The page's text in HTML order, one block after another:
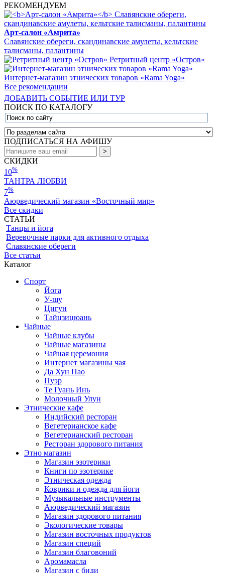
РЕКОМЕНДУЕМ
Арт-салон «Амрита»
Славянские обереги, скандинавские амулеты, кельтские
талисманы, палантины
Ретритный центр «Остров»
Интернет-магазин этнических товаров «Rama Yoga»
Все рекомендации
ДОБАВИТЬ СОБЫТИЕ ИЛИ ТУР
ПОИСК ПО КАТАЛОГУ
ПОДПИСАТЬСЯ НА АФИШУ
СКИДКИ
10%
ТАНТРА ЛЮБВИ
7%
Аюрведический магазин «Восточный мир»
Все скидки
СТАТЬИ
Танцы и йога
Веревочные парки для активного отдыха
Славянские обереги
Все статьи
Каталог
Спорт
Йога
У-шу
Цигун
Тайцзицюань
Чайные
Чайные клубы
Чайные магазины
Чайная церемония
Интернет магазины чая
Да Хун Пао
Пуэр
Те Гуань Инь
Молочный Улун
Этнические кафе
Индийский ресторан
Вегетерианское кафе
Вегетерианский ресторан
Ресторан здорового питания
Этно магазин
Магазин эзотерики
Книги по эзотерике
Этническая одежда
Коврики и одежда для йоги
Музыкальные инструменты
Аюрведический магазин
Магазин здорового питания
Экологические товары
Магазин восточных продуктов
Магазин специй
Магазин благовоний
Аромамасла
Магазин с биди